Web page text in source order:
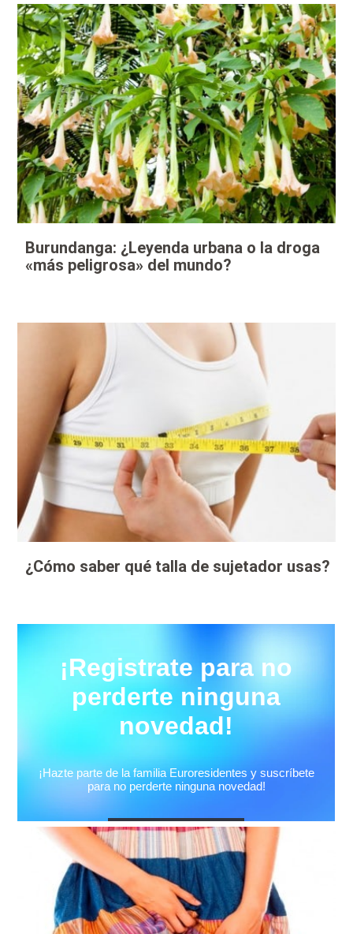
Burundanga: ¿Leyenda urbana o la droga
«más peligrosa» del mundo?
¿Cómo saber qué talla de sujetador usas?